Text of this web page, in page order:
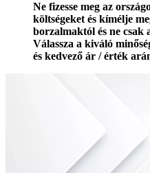
Ne fizesse meg az
költségeket és kímélje
borzalmaktól és ne csak
Válassza a kiváló
és kedvező ár / érték